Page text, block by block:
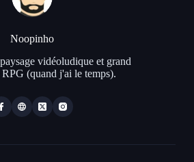
Noopinho
vidéoludique et grand
(quand j'ai le temps).